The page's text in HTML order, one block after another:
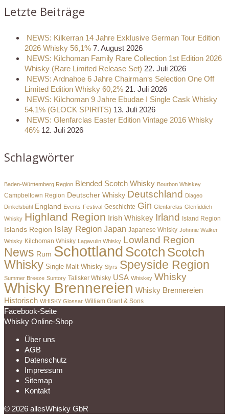
Letzte Beiträge
NEWS: Kilkerran 14 Jahre Exklusive German Tour Edition
2026 Whisky 56,1% 7. August 2026
NEWS: Kilchoman Family Rare Collection 1st Edition 2026
Whisky (Rare Limited Release Set) 22. Juli 2026
NEWS: Ardnahoe 6 Jahre Chairman‘s Selection One Off
Limited Edition Whisky 60,2% 21. Juli 2026
NEWS: Kilchoman 9 Jahre Ebudae I Single Cask Whisky
54,1% (GLOCK SPIRITS) 13. Juli 2026
NEWS: Glenfarclas Easter Edition Vintage 2016 Whisky
46% 12. Juli 2026
Schlagwörter
Baden-Württemberg Region Blended Scotch Whisky Bourbon Whiskey
Campbeltown Region Deutscher Whisky Deutschland Diageo
Dinkelsbühl England Events Festival Geschichte Gin Glenfarclas Glenfiddich
Whisky Highland Region Irish Whiskey Irland Island Region
Islands Region Islay Region Japan Japanese Whisky Johnnie Walker
Whisky Kilchoman Whisky Lagavulin Whisky Lowland Region
News Rum Schottland Scotch Scotch
Whisky Single Malt Whisky Slyrs Speyside Region
Summer Breeze Suntory Talisker Whisky USA Whiskey Whisky
Whisky Brennereien Whisky Brennereien
Historisch WHISKY Glossar William Grant & Sons
Facebook-Seite
Whisky Online-Shop
Über uns
AGB
Datenschutz
Impressum
Sitemap
Kontakt
© 2026 allesWhisky GbR